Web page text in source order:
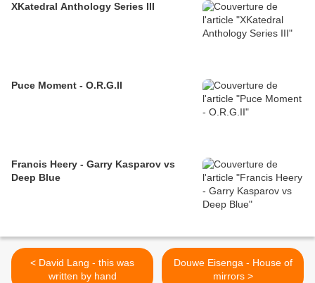
XKatedral Anthology Series III
Puce Moment - O.R.G.II
Francis Heery - Garry Kasparov vs
Deep Blue
< David Lang - this was
written by hand
Douwe Eisenga - House of
mirrors >